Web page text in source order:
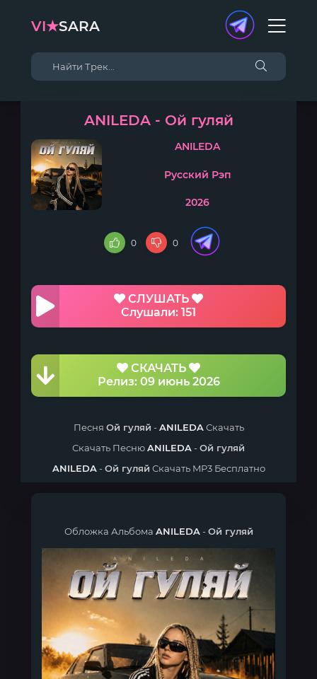
VI★SARA
ANILEDA - Ой гуляй
ANILEDA
Русский Рэп
2026
0 0
СЛУШАТЬ
Слушали: 151
СКАЧАТЬ
Релиз: 09 июнь 2026
Песня Ой гуляй -ANILEDAСкачать
Скачать ПеснюANILEDA-Ой гуляй
ANILEDA-Ой гуляй Скачать MP3 Бесплатно
Обложка Альбома ANILEDA-Ой гуляй